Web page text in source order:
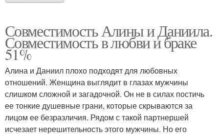
Совместимость Алины и Даниила.
Совместимость в любви и браке
51%
Алина и Даниил плохо подходят для любовных
отношений. Женщина выглядит в глазах мужчины
слишком сложной и загадочной. Он не в силах постичь
ее тонкие душевные грани, которые скрываются за
лицом ее безразличия. Рядом с такой партнершей
исчезает нерешительность этого мужчины. Но его